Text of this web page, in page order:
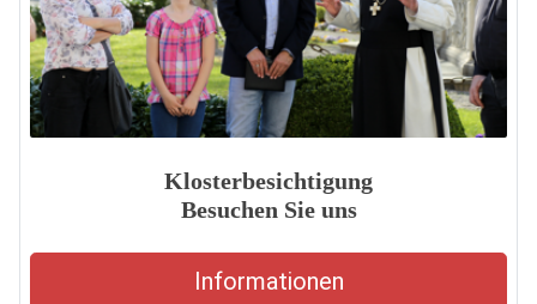
Klosterbesichtigung
Besuchen Sie uns
Informationen